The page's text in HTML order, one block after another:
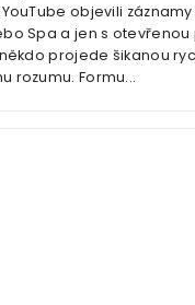
objevili záznamy
Spa a jen s otevřenou
projede šikanou
rozumu. Formu...